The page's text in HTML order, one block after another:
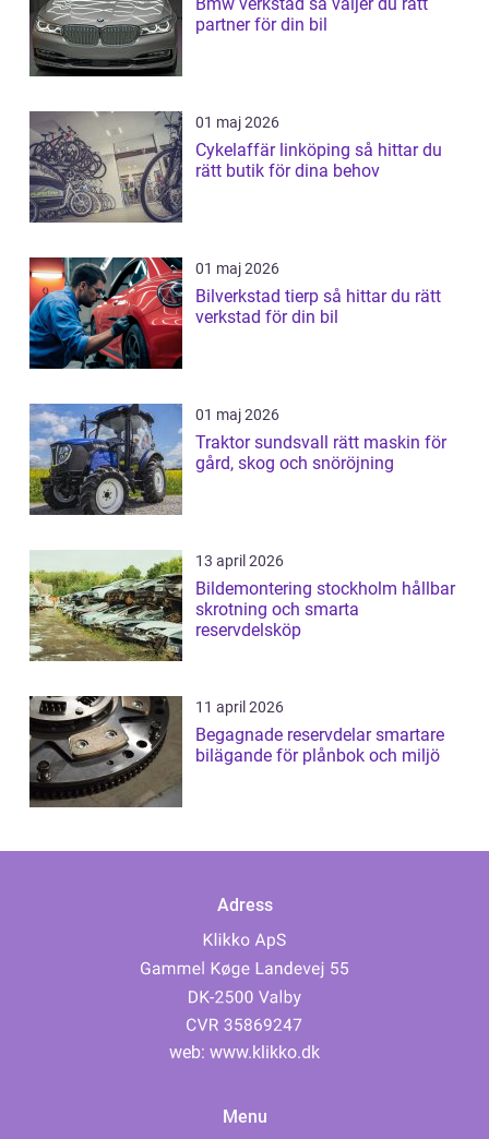
Bmw verkstad så väljer du rätt
partner för din bil
01 maj 2026
Cykelaffär linköping så hittar du
rätt butik för dina behov
01 maj 2026
Bilverkstad tierp så hittar du rätt
verkstad för din bil
01 maj 2026
Traktor sundsvall rätt maskin för
gård, skog och snöröjning
13 april 2026
Bildemontering stockholm hållbar
skrotning och smarta
reservdelsköp
11 april 2026
Begagnade reservdelar smartare
bilägande för plånbok och miljö
Adress
web: www.klikko.dk
Menu